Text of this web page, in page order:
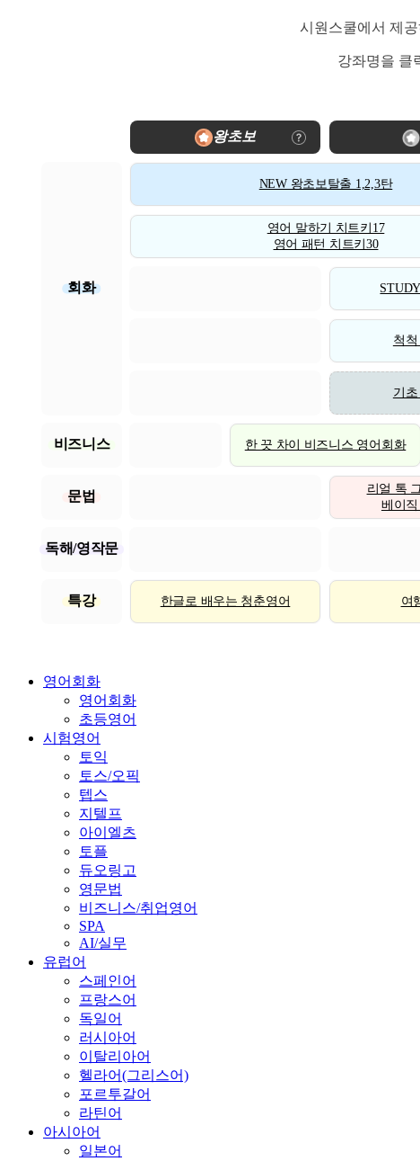
시원스쿨에서 제
강좌명을 클
왕초보
회화
NEW 왕초보탈출 1,2,3탄
영어 말하기 치트키17
영어 패턴 치트키30
척척
기초
비즈니스 한 끗 차이 비즈니스 영어회화
문법
리얼 톡
베이직
독해/영작문
특강 한글로 배우는 청춘영어 여
영어회화
영어회화
초등영어
시험영어
토익
토스/오픽
텝스
지텔프
아이엘츠
토플
듀오링고
영문법
비즈니스/취업영어
SPA
AI/실무
유럽어
스페인어
프랑스어
독일어
러시아어
이탈리아어
헬라어(그리스어)
포르투갈어
라틴어
아시아어
일본어